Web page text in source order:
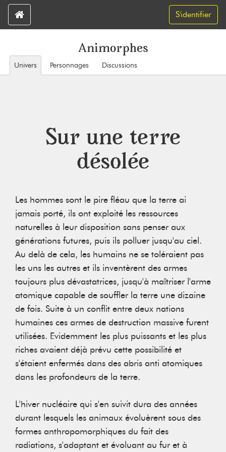
S'identifier
Animorphes
Univers Personnages Discussions
Sur une terre
désolée
Les hommes sont le pire fléau que la terre ai
jamais porté, ils ont exploité les ressources
naturelles à leur disposition sans penser aux
générations futures, puis ils polluer jusqu'au ciel.
Au delà de cela, les humains ne se toléraient pas
les uns les autres et ils inventèrent des armes
toujours plus dévastatrices, jusqu'à maîtriser l'arme
atomique capable de souffler la terre une dizaine
de fois. Suite à un conflit entre deux nations
humaines ces armes de destruction massive furent
utilisées. Evidemment les plus puissants et les plus
riches avaient déjà prévu cette possibilité et
s'étaient enfermés dans des abris anti atomiques
dans les profondeurs de la terre.
L'hiver nucléaire qui s'en suivit dura des années
durant lesquels les animaux évoluèrent sous des
formes anthropomorphiques du fait des
radiations, s'adaptant et évoluant au fur et à